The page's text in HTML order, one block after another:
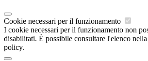
Cookie necessari per il funzionamento
I cookie necessari per il funzionamento non
disabilitati. È possibile consultare l'elenco
policy.